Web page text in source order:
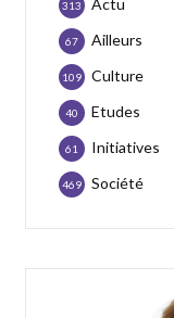
Actu
313
Ailleurs
67
Culture
109
Etudes
40
Initiatives
61
Société
469